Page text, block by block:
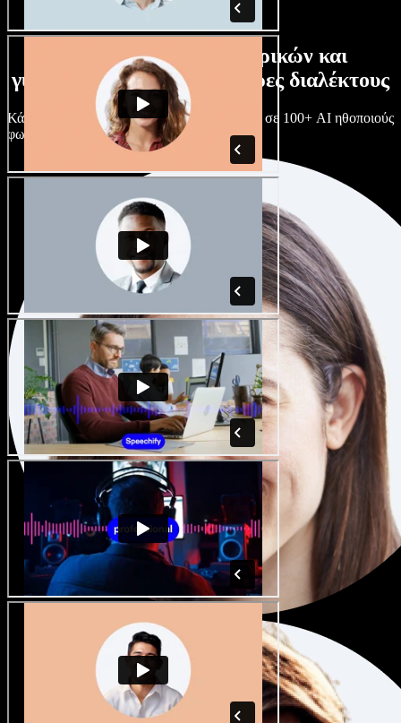
Τεράστια συλλογή ανδρικών και
γυναικείων φωνών με άπειρες διαλέκτους
Κάθε έργο είναι μοναδικό. Διάλεξε ανάμεσα σε 100+ AI ηθοποιούς
φωνής & διαλέκτους και κάν’ τους όπως θες.